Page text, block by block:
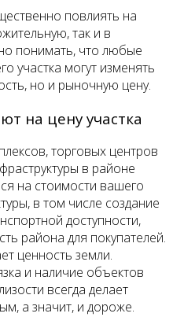
повлиять на
так и в
понимать, что любые
участка могут изменять
но и рыночную цену.
на цену участка
торговых центров
в районе
на стоимости вашего
в том числе создание
доступности,
района для покупателей.
ценность земли.
и наличие объектов
всегда делает
а значит, и дороже.